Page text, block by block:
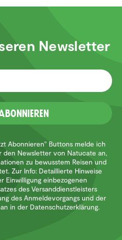
Newsletter
Abonnieren" Buttons melde ich
Newsletter von Natucate an,
zu bewusstem Reisen und
Zur Info: Detaillierte Hinweise
Einwilligung einbezogenen
des Versanddienstleisters
des Anmeldevorgangs und der
in der Datenschutzerklärung.